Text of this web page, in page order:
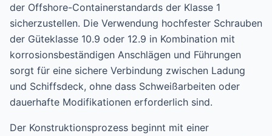
der Offshore-Containerstandards der Klasse 1
sicherzustellen. Die Verwendung hochfester Schrauben
der Güteklasse 10.9 oder 12.9 in Kombination mit
korrosionsbeständigen Anschlägen und Führungen
sorgt für eine sichere Verbindung zwischen Ladung
und Schiffsdeck, ohne dass Schweißarbeiten oder
dauerhafte Modifikationen erforderlich sind.
Der Konstruktionsprozess beginnt mit einer